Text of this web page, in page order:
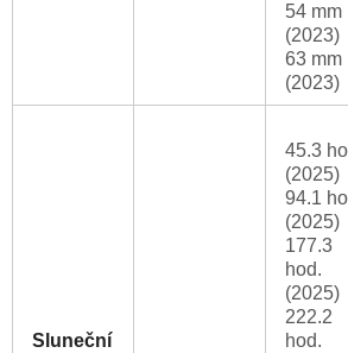
54 mm
(2023)
63 mm
(2023)
Sluneční
45.3
(2025)
94.1
(2025)
177.3
hod.
(2025)
222.2
hod.